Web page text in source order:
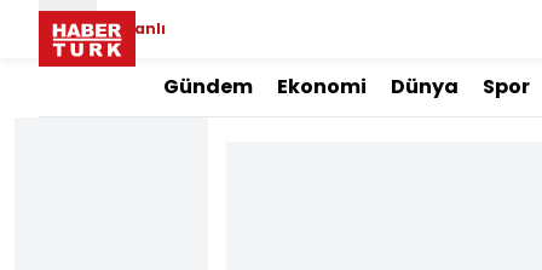
Canlı
Gündem Ekonomi Dünya Spor